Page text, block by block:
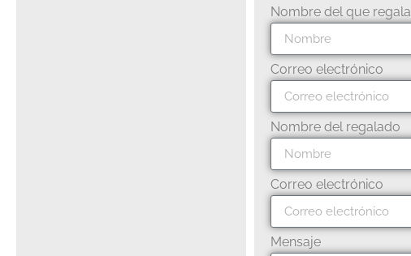
Nombre del que regala
Correo electrónico
Nombre del regalado
Correo electrónico
Mensaje